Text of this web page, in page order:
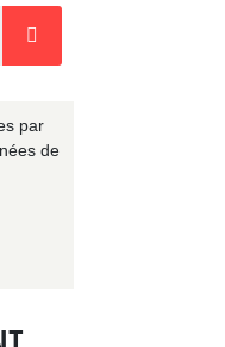
par
de